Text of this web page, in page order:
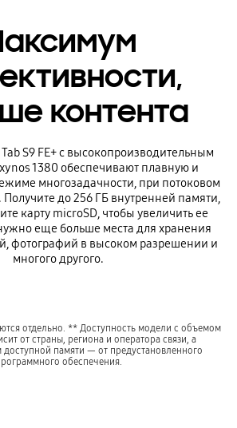
контента
Tab S9 FE+ с высокопроизводительным
1380 обеспечивают плавную и
многозадачности, при потоковом
до 256 ГБ внутренней памяти,
карту microSD, чтобы увеличить ее
еще больше места для хранения
фотографий в высоком разрешении и
многого другого.
отдельно. ** Доступность модели с объемом
от страны, региона и оператора связи, а
памяти — от предустановленного
обеспечения.